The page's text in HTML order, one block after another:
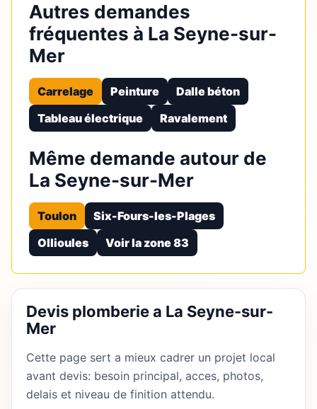
Autres demandes
fréquentes à La Seyne-sur-
Mer
Carrelage Peinture
Dalle béton
Tableau électrique
Ravalement
Même demande autour de
La Seyne-sur-Mer
Toulon
Six-Fours-les-Plages
Ollioules
Voir la zone 83
Devis plomberie a La Seyne-sur-
Mer
Cette page sert a mieux cadrer un projet local
avant devis: besoin principal, acces, photos,
delais et niveau de finition attendu.